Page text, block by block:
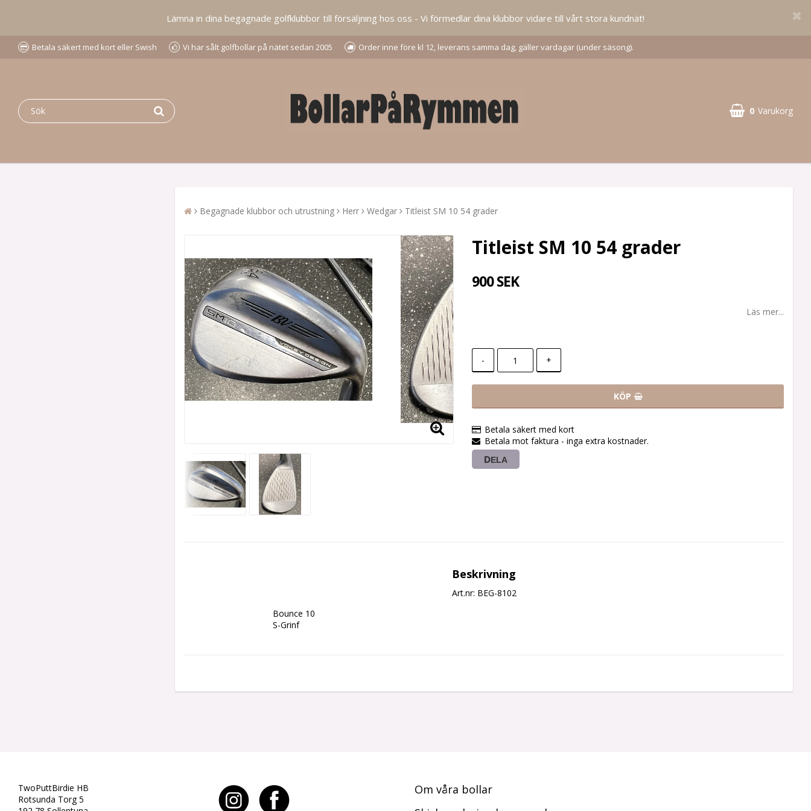
Lämna in dina begagnade golfklubbor till försäljning hos oss - Vi förmedlar dina klubbor vidare till vårt stora kundnät!
Betala säkert med kort eller Swish Vi har sålt golfbollar på nätet sedan 2005 Order inne före kl 12, leverans samma dag, gäller vardagar (under säsong).
0 Varukorg
Begagnade klubbor och utrustning Herr Wedgar Titleist SM 10 54 grader
Titleist SM 10 54 grader
900 SEK
Läs mer...
- +
KÖP
Betala säkert med kort
Betala mot faktura - inga extra kostnader.
DELA
Beskrivning
Art.nr: BEG-8102
Bounce 10
S-Grinf
TwoPuttBirdie HB
Rotsunda Torg 5
Om våra bollar